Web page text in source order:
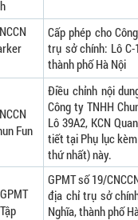
Cấp phép cho
trụ sở chính: Lô C-
thành phố Hà Nội
Fun
Điều chỉnh nội
Công ty TNHH
Lô 39A2, KCN
tiết tại Phụ lục
thứ nhất) này.
GPMT số 19/
địa chỉ trụ sở
Nghĩa, thành phố